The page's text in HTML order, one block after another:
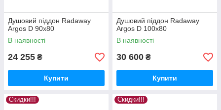
Душовий піддон Radaway
Argos D 90x80
В наявності
24 255 ₴
Купити
Душовий піддон Radaway
Argos D 100x80
В наявності
30 600 ₴
Купити
Скидки!!! Скидки!!!